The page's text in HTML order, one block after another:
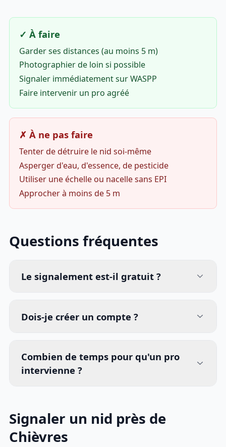
✓ À faire
Garder ses distances (au moins 5 m)
Photographier de loin si possible
Signaler immédiatement sur WASPP
Faire intervenir un pro agréé
✗ À ne pas faire
Tenter de détruire le nid soi-même
Asperger d'eau, d'essence, de pesticide
Utiliser une échelle ou nacelle sans EPI
Approcher à moins de 5 m
Questions fréquentes
Le signalement est-il gratuit ?
Dois-je créer un compte ?
Combien de temps pour qu'un pro
intervienne ?
Signaler un nid près de
Chièvres